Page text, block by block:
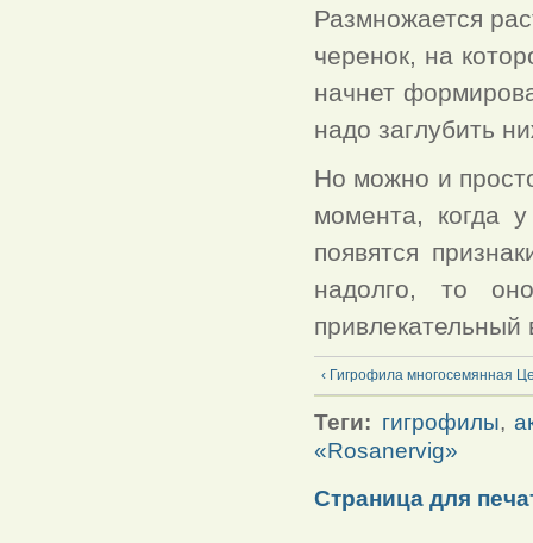
Размножается
черенок, на
начнет
надо заглубить
Но можно и
момента, когда
появятся
надолго, то
привлекательный
‹ Гигрофила многосемянная
Теги: гигрофилы,
«Rosanervig»
Страница для